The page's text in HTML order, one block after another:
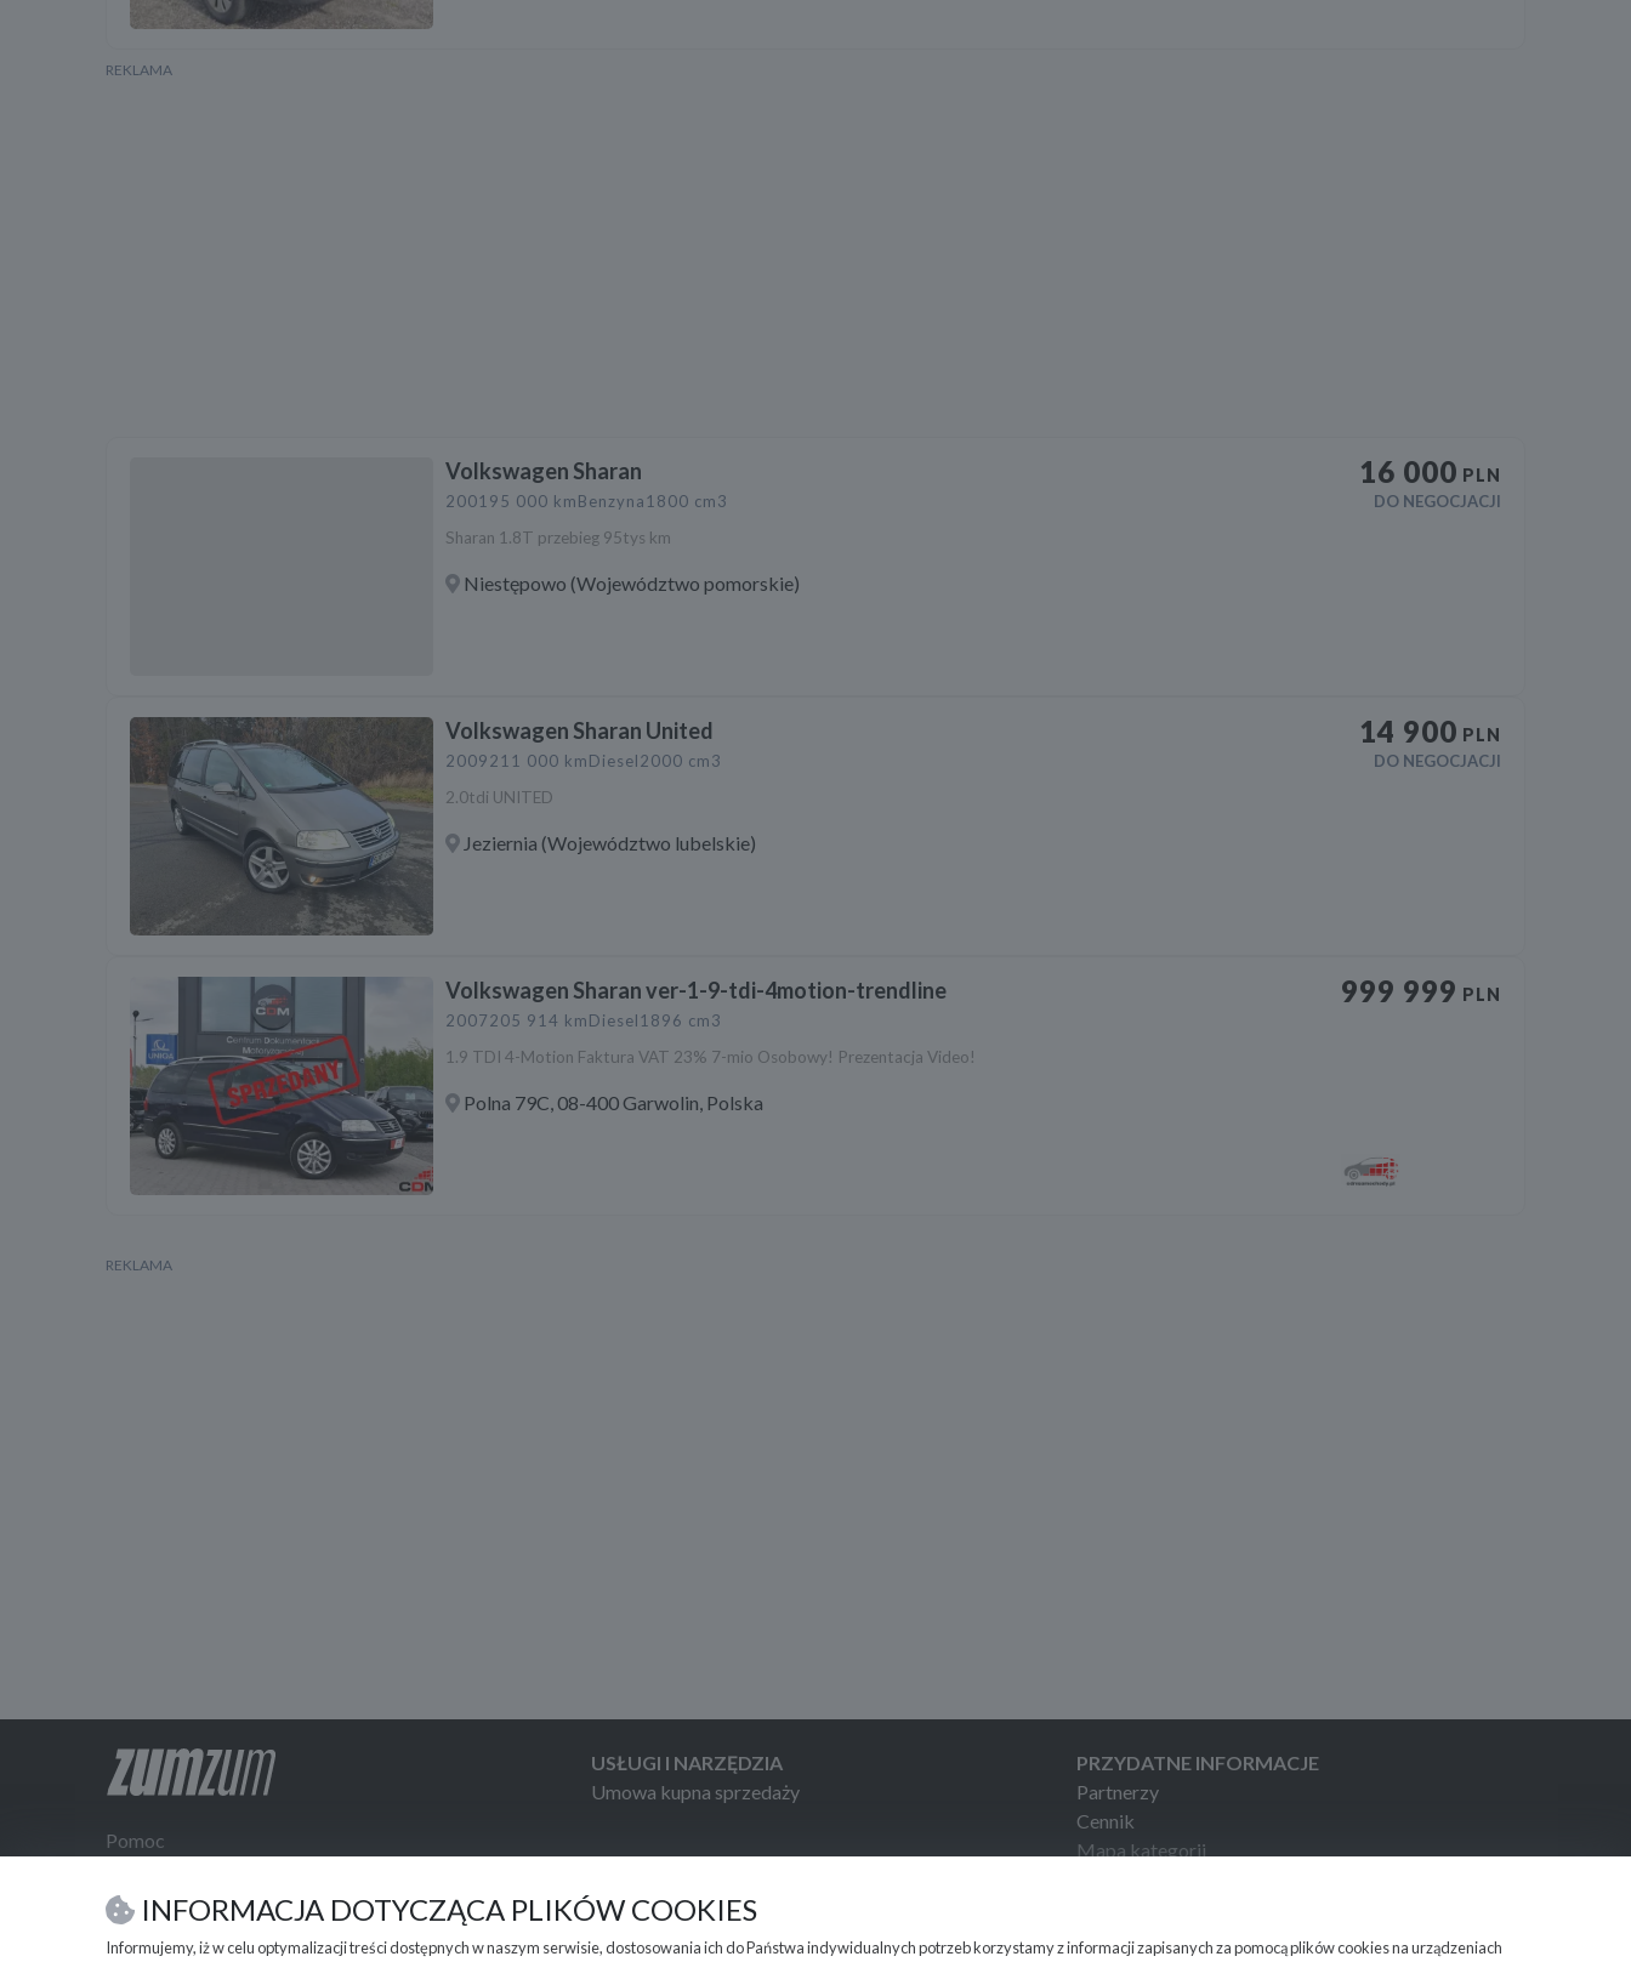
Volkswagen Sharan
2001 95 000 kmBenzyna1800 cm3
Sharan 1.8T przebieg 95tys km
Niestępowo (Województwo pomorskie)
16 000 PLN
DO NEGOCJACJI
Volkswagen Sharan United
2009211 000 kmDiesel2000 cm3
2.0tdi UNITED
Jeziernia (Województwo lubelskie)
14 900 PLN
DO NEGOCJACJI
Volkswagen Sharan ver-1-9-tdi-4motion-trendline
2007205 914 kmDiesel1896 cm3
1.9 TDI 4-Motion Faktura VAT 23% 7-mio Osobowy! Prezentacja Video!
Polna 79C, 08-400 Garwolin, Polska
999 999 PLN
Pomoc
Integracje
Polityka prywatności
Regulamin zumzum
USŁUGI I NARZĘDZIA
Umowa kupna sprzedaży
PRZYDATNE INFORMACJE
Partnerzy
Cennik
Mapa kategorii
INFORMACJA DOTYCZĄCA PLIKÓW COOKIES
Informujemy, iż w celu optymalizacji treści dostępnych w naszym serwisie, dostosowania ich do Państwa indywidualnych potrzeb korzystamy z informacji zapisanych za pomocą plików cookies na urządzeniach